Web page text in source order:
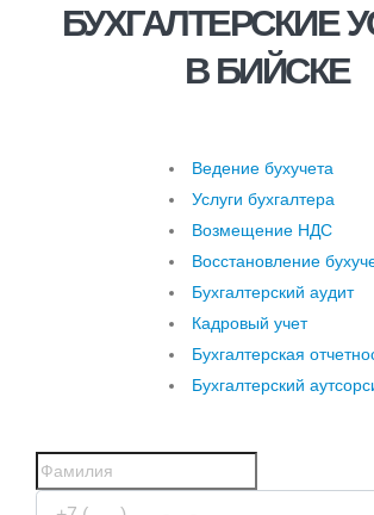
БУХГАЛТЕРСКИЕ
В БИЙСКЕ
Ведение бухучета
Услуги бухгалтера
Возмещение НДС
Восстановление
Бухгалтерский аудит
Кадровый учет
Бухгалтерская
Бухгалтерский